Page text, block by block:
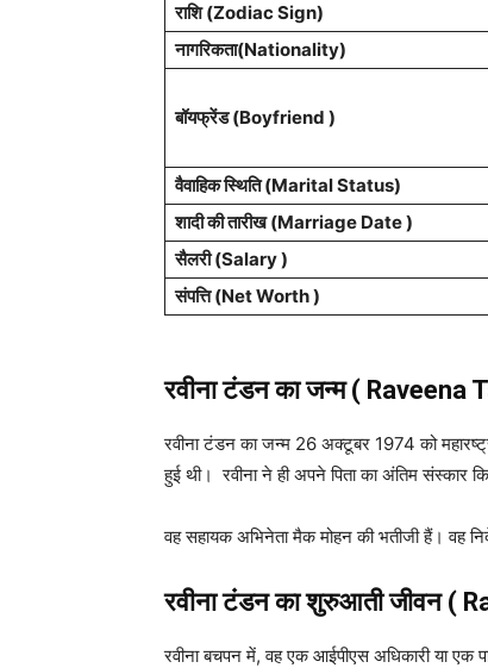
राशि (Zodiac Sign)
नागरिकता(Nationality)
बॉयफ्रेंड (Boyfriend )
वैवाहिक स्थिति (Marital Status)
शादी की तारीख (Marriage Date )
सैलरी (Salary )
संपत्ति (Net Worth )
रवीना टंडनका जन्म ( Raveena
रवीना टंडन का जन्म 26 अक्टूबर 1974 को
हुई थी। रवीना ने ही अपने पिता का अंतिम संस्कार
वह सहायक अभिनेता मैक मोहन की भतीजी हैं। वह
रवीना टंडनका शुरुआती जीवन (
रवीना बचपन में, वह एक आईपीएस अधिकारी या एक